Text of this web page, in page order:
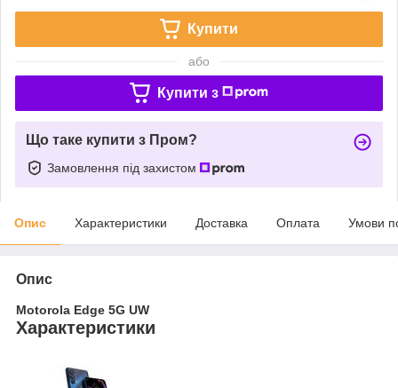
Купити
або
Купити з
Що таке купити з Пром?
Замовлення під захистом
Опис Характеристики Доставка Оплата Умови
Опис
Motorola Edge 5G UW
Характеристики